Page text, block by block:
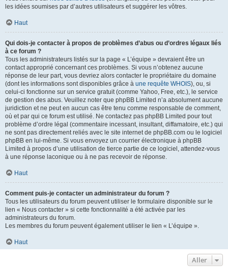
les idées soumises par d’autres utilisateurs et suggérer les vôtres.
Haut
Qui dois-je contacter à propos de problèmes d’abus ou d’ordres légaux liés
à ce forum ?
Tous les administrateurs listés sur la page « L’équipe » devraient être un
contact approprié concernant ces problèmes. Si vous n’obtenez aucune
réponse de leur part, vous devriez alors contacter le propriétaire du domaine
(dont les informations sont disponibles grâce à une requête WHOIS), ou, si
celui-ci fonctionne sur un service gratuit (comme Yahoo, Free, etc.), le service
de gestion des abus. Veuillez noter que phpBB Limited n’a absolument aucune
juridiction et ne peut en aucun cas être tenu comme responsable de comment,
où et par qui ce forum est utilisé. Ne contactez pas phpBB Limited pour tout
problème d’ordre légal (commentaire incessant, insultant, diffamatoire, etc.) qui
ne sont pas directement reliés avec le site internet de phpBB.com ou le logiciel
phpBB en lui-même. Si vous envoyez un courrier électronique à phpBB
Limited à propos d’une utilisation de tierce partie de ce logiciel, attendez-vous
à une réponse laconique ou à ne pas recevoir de réponse.
Haut
Comment puis-je contacter un administrateur du forum ?
Tous les utilisateurs du forum peuvent utiliser le formulaire disponible sur le
lien « Nous contacter » si cette fonctionnalité a été activée par les
administrateurs du forum.
Les membres du forum peuvent également utiliser le lien « L’équipe ».
Haut
Aller